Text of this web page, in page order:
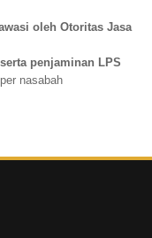
oleh Otoritas Jasa
penjaminan LPS
nasabah